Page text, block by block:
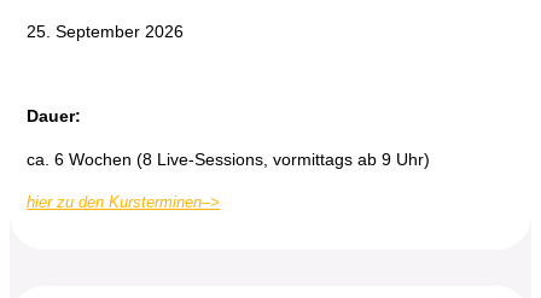
25. September 2026
Dauer:
ca. 6 Wochen (8 Live-Sessions, vormittags ab 9 Uhr)
hier zu den Kursterminen–>